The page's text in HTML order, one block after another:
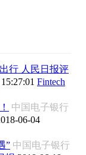
行 人民日报评
Fintech
中国电子银行
06-04
” 中国电子银行